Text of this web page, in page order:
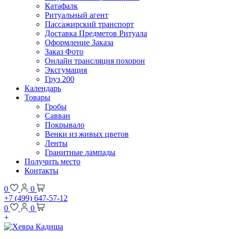
Катафалк
Ритуальный агент
Пассажирский транспорт
Доставка Предметов Ритуала
Оформление Заказа
Заказ Фото
Онлайн трансляция похорон
Эксгумация
Груз 200
Календарь
Товары
Гробы
Савван
Покрывало
Венки из живых цветов
Ленты
Гранитные лампады
Получить место
Контакты
0
0
+7 (499) 647-57-12
0
0
+